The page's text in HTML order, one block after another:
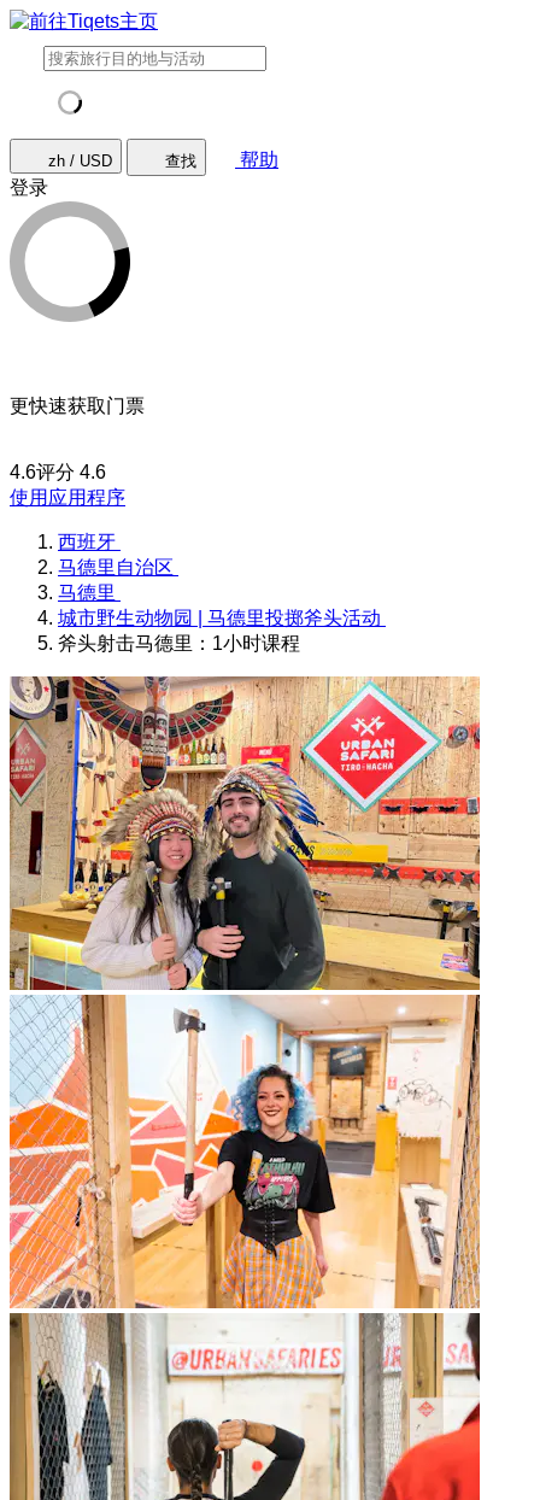
zh / USD 查找
帮助
登录
更快速获取门票
4.6评分 4.6
使用应用程序
西班牙
马德里自治区
马德里
城市野生动物园 | 马德里投掷斧头活动
斧头射击马德里：1小时课程